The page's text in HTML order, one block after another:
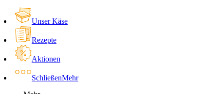
Unser Käse
Rezepte
Aktionen
SchließenMehr